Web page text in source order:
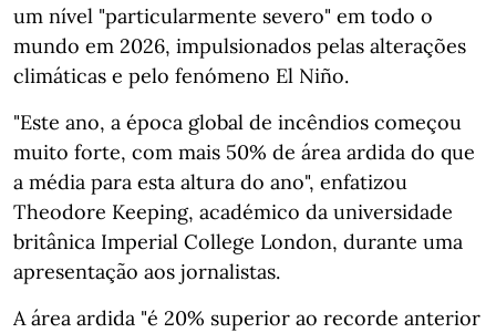
um nível "particularmente severo" em todo o
mundo em 2026, impulsionados pelas alterações
climáticas e pelo fenómeno El Niño.
"Este ano, a época global de incêndios começou
muito forte, com mais 50% de área ardida do que
a média para esta altura do ano", enfatizou
Theodore Keeping, académico da universidade
britânica Imperial College London, durante uma
apresentação aos jornalistas.
A área ardida "é 20% superior ao recorde anterior